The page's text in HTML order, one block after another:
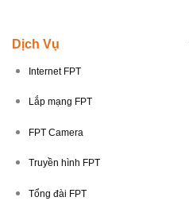
Dịch Vụ
Internet FPT
Lắp mạng FPT
FPT Camera
Truyền hình FPT
Tổng đài FPT